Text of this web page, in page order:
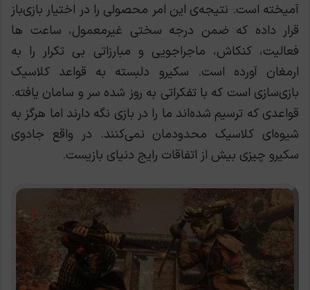
آمیخته است. نتیجه‌ی این امر محصولی را در اختیار بازی‌باز
قرار داده که ضمن درجه سختی غیرمعمول، ساعت ها
فعالیت، کنکاش، ماجراجویی و مبارزاتی بی تکرار را به
ارمغان آورده است. سکیرو دلبسته به قواعد کلاسیک
بازی‌سازی است که با تفکراتی به روز شده سر و سامان یافته.
قواعدی که ترسیم شده‌اند ما را در بازی نگه دارند اما هرگز به
شیوه‌ای کلاسیک محدودمان نمی‌کنند. در واقع جادوی
سکیرو چیزی بیش از اتفاقات رایج دنیای بازیست.